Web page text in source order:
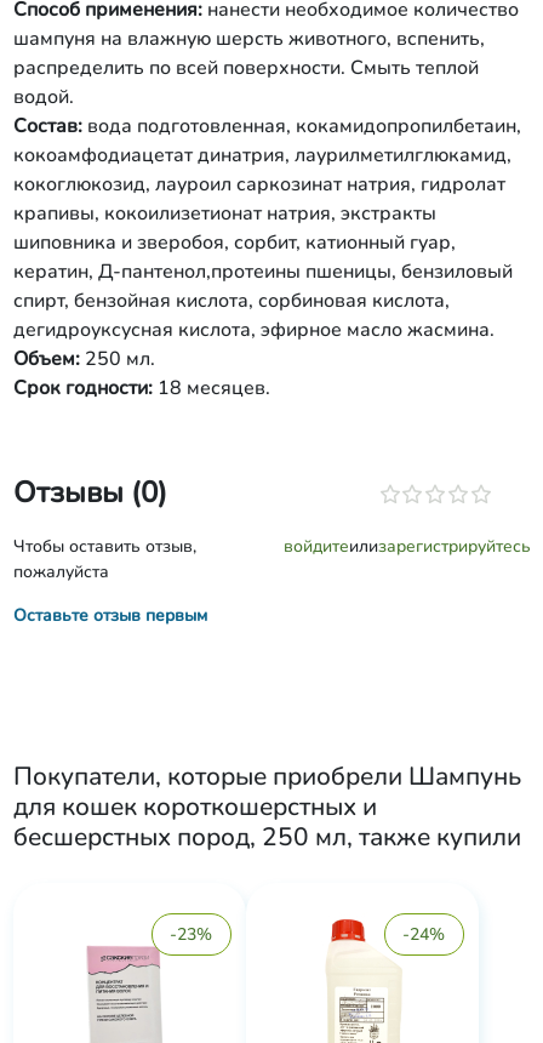
Способ применения: нанести необходимое количество
шампуня на влажную шерсть животного, вспенить,
распределить по всей поверхности. Смыть теплой
водой.
Состав:вода подготовленная, кокамидопропилбетаин,
кокоамфодиацетат динатрия, лаурилметилглюкамид,
кокоглюкозид, лауроил саркозинат натрия, гидролат
крапивы, кокоилизетионат натрия, экстракты
шиповника и зверобоя, сорбит, катионный гуар,
кератин, Д-пантенол,протеины пшеницы, бензиловый
спирт, бензойная кислота, сорбиновая кислота,
дегидроуксусная кислота, эфирное масло жасмина.
Объем: 250 мл.
Срок годности: 18 месяцев.
Отзывы (0)
Чтобы оставить отзыв,
пожалуйста
войдитеилизарегистрируйтесь
Оставьте отзыв первым
Покупатели, которые приобрели Шампунь
для кошек короткошерстных и
бесшерстных пород, 250 мл, также купили
-23% -24%